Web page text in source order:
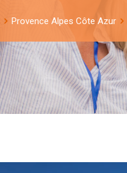
Provence Alpes Côte Azur